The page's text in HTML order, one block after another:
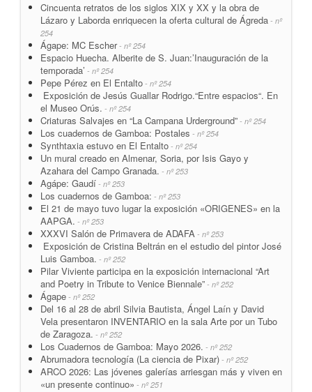
Cincuenta retratos de los siglos XIX y XX y la obra de
Lázaro y Laborda enriquecen la oferta cultural de Ágreda - nº
254
Ágape: MC Escher- nº 254
Espacio Huecha. Alberite de S. Juan:’Inauguración de la
temporada’ - nº 254
Pepe Pérez en El Entalto - nº 254
Exposición de Jesús Guallar Rodrigo.“Entre espacios“. En
el Museo Orús. - nº 254
Criaturas Salvajes en “La Campana Urderground” - nº 254
Los cuadernos de Gamboa: Postales - nº 254
Synthtaxia estuvo en El Entalto - nº 254
Un mural creado en Almenar, Soria, por Isis Gayo y
Azahara del Campo Granada. - nº 253
Agápe: Gaudí - nº 253
Los cuadernos de Gamboa: - nº 253
El 21 de mayo tuvo lugar la exposición «ORIGENES» en la
AAPGA. - nº 253
XXXVI Salón de Primavera de ADAFA - nº 253
Exposición de Cristina Beltrán en el estudio del pintor José
Luis Gamboa. - nº 252
Pilar Viviente participa en la exposición internacional “Art
and Poetry in Tribute to Venice Biennale” - nº 252
Ágape - nº 252
Del 16 al 28 de abril Silvia Bautista, Ángel Laín y David
Vela presentaron INVENTARIO en la sala Arte por un Tubo
de Zaragoza. - nº 252
Los Cuadernos de Gamboa: Mayo 2026. - nº 252
Abrumadora tecnología (La ciencia de Pixar) - nº 252
ARCO 2026: Las jóvenes galerías arriesgan más y viven en
«un presente continuo» - nº 251